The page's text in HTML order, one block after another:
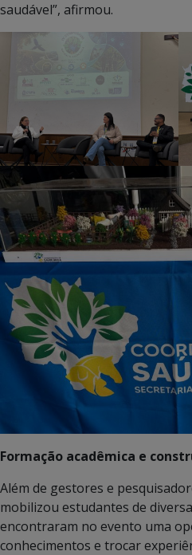
saudável”, afirmou.
Formação acadêmica e
Além de gestores e
mobilizou estudantes de
encontraram no evento uma
conhecimentos e trocar